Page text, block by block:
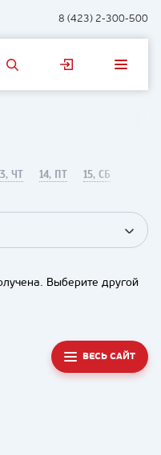
8 (423) 2-300-500
ЧТ 14, ПТ
15, СБ
Выберите другой
ВЕСЬ САЙТ